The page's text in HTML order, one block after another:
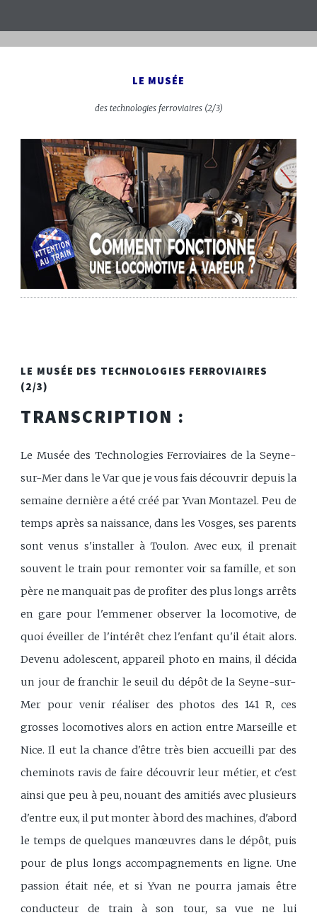
LE MUSÉE
des technologies ferroviaires (2/3)
LE MUSÉE DES TECHNOLOGIES FERROVIAIRES
(2/3)
TRANSCRIPTION :
Le Musée des Technologies Ferroviaires de la Seyne-
sur-Mer dans le Var que je vous fais découvrir depuis la
semaine dernière a été créé par Yvan Montazel. Peu de
temps après sa naissance, dans les Vosges, ses parents
sont venus s'installer à Toulon. Avec eux, il prenait
souvent le train pour remonter voir sa famille, et son
père ne manquait pas de profiter des plus longs arrêts
en gare pour l'emmener observer la locomotive, de
quoi éveiller de l'intérêt chez l'enfant qu'il était alors.
Devenu adolescent, appareil photo en mains, il décida
un jour de franchir le seuil du dépôt de la Seyne-sur-
Mer pour venir réaliser des photos des 141 R, ces
grosses locomotives alors en action entre Marseille et
Nice. Il eut la chance d'être très bien accueilli par des
cheminots ravis de faire découvrir leur métier, et c'est
ainsi que peu à peu, nouant des amitiés avec plusieurs
d'entre eux, il put monter à bord des machines, d'abord
le temps de quelques manœuvres dans le dépôt, puis
pour de plus longs accompagnements en ligne. Une
passion était née, et si Yvan ne pourra jamais être
conducteur de train à son tour, sa vue ne lui